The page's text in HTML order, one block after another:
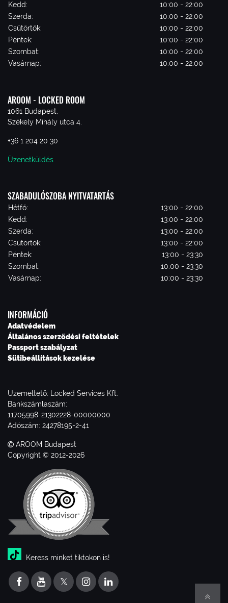
Kedd:
10:00 - 22:00
Szerda:
10:00 - 22:00
Csütörtök:
10:00 - 22:00
Péntek:
10:00 - 22:00
Szombat:
10:00 - 22:00
Vasárnap:
10:00 - 22:00
AROOM - LOCKED ROOM
1061 Budapest,
Székely Mihály utca 4.
+36 1 204 20 30
Üzenetküldés
SZABADULÓSZOBA NYITVATARTÁS
Hétfő:
13:00 - 22:00
Kedd:
13:00 - 22:00
Szerda:
13:00 - 22:00
Csütörtök:
13:00 - 22:00
Péntek:
13:00 - 23:30
Szombat:
10:00 - 23:30
Vasárnap:
10:00 - 23:30
INFORMÁCIÓ
Adatvédelem
Általános szerződési feltételek
Passport szabályzat
Sütibeállítások kezelése
Üzemeltető: Locked Services Kft.
Bankszámlaszám:
11705998-21302228-00000000
Adószám: 24278195-2-41
AROOM Budapest
Copyright © 2012-2026
Keress minket tiktokon is!
𝕏